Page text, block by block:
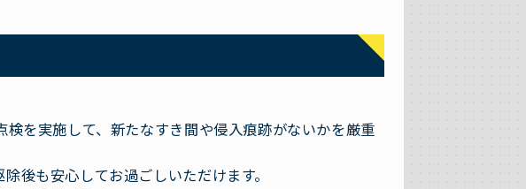
を実施して、新たなすき間や侵入痕跡がないかを厳重
後も安心してお過ごしいただけます。